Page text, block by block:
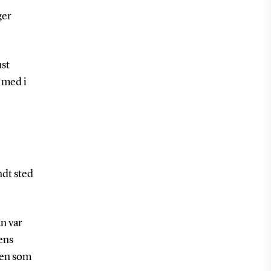
i
sted
var
som